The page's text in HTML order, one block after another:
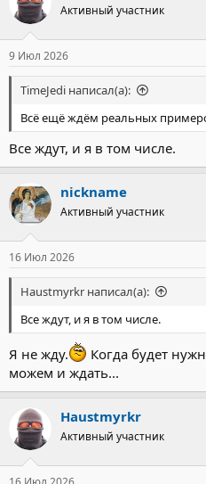
Активный участник
9 Июл 2026
TimeJedi написал(а):
Всё ещё ждём реальных
Все ждут, и я в том числе.
nickname
Активный участник
16 Июл 2026
Haustmyrkr написал(а):
Все ждут, и я в том числе.
Я не жду.
Когда будет
можем и ждать...
Haustmyrkr
Активный участник